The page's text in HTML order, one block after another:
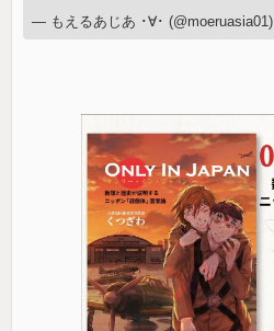
— もえるあじあ ･∀･ (@moeruasia01)